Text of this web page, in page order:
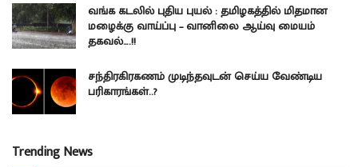
வங்க கடலில் புதிய புயல் : தமிழகத்தில் மிதமான
மழைக்கு வாய்ப்பு – வானிலை ஆய்வு மையம்
தகவல்….!!
சந்திரகிரகணம் முடிந்தவுடன் செய்ய வேண்டிய
பரிகாரங்கள்..?
Trending News